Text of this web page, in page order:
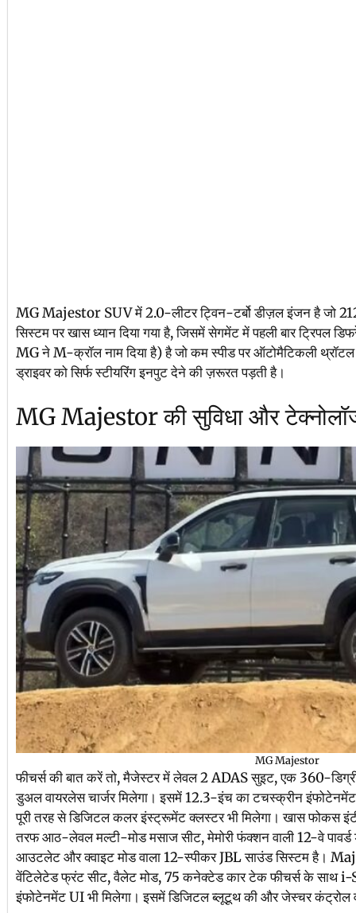
MG Majestor SUV में 2.0-लीटर ट्विन-टर्बो डीज़ल इंजन है जो
सिस्टम पर खास ध्यान दिया गया है, जिसमें सेगमेंट में पहली बार ट्रिपल
MG ने M-क्रॉल नाम दिया है) है जो कम स्पीड पर ऑटोमैटिकली
ड्राइवर को सिर्फ स्टीयरिंग इनपुट देने की ज़रूरत पड़ती है।
MG Majestor की सुविधा और
MG Majestor
फीचर्स की बात करें तो, मैजेस्टर में लेवल 2 ADAS सुइट, एक 360-
डुअल वायरलेस चार्जर मिलेगा। इसमें 12.3-इंच का टचस्क्रीन
पूरी तरह से डिजिटल कलर इंस्ट्रूमेंट क्लस्टर भी मिलेगा। खास फोकस
तरफ आठ-लेवल मल्टी-मोड मसाज सीट, मेमोरी फंक्शन वाली 12-वे पावर्ड
आउटलेट और क्वाइट मोड वाला 12-स्पीकर JBL साउंड सिस्टम है।
वेंटिलेटेड फ्रंट सीट, वैलेट मोड, 75 कनेक्टेड कार टेक फीचर्स के साथ
इंफोटेनमेंट UI भी मिलेगा। इसमें डिजिटल ब्लूटूथ की और जेस्चर कंट्रोल